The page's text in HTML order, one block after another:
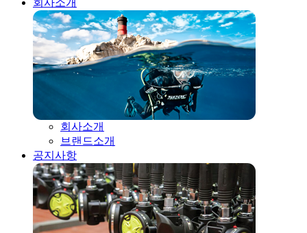
회사소개
회사소개
브랜드소개
공지사항